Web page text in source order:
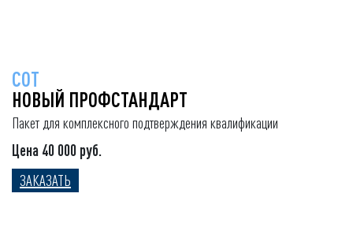
СОТ
НОВЫЙ ПРОФСТАНДАРТ
Пакет для комплексного подтверждения квалификации
Цена 40 000 руб.
ЗАКАЗАТЬ